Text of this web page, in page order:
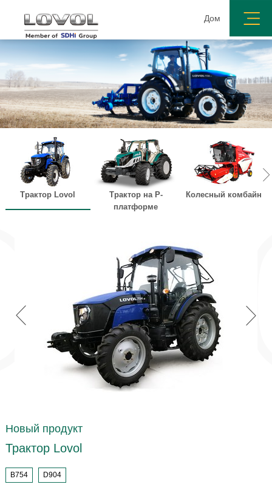
Дом
Трактор Lovol
Трактор на Р-
платформе
Колесный комбайн
 
Новый продукт
Трактор Lovol
B754 D904